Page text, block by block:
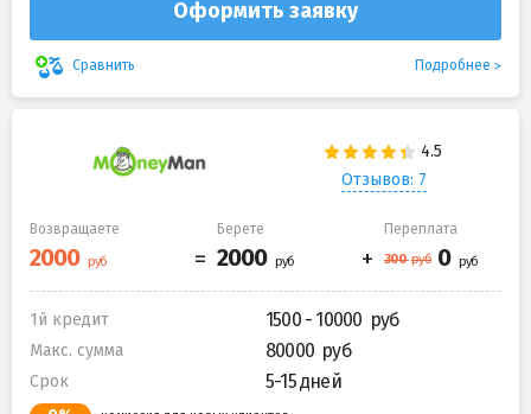
Оформить заявку
Сравнить Подробнее
Отзывов: 7
Возвращаете Берете Переплата
1й кредит 1500 - 10000
Макс. сумма 80000
Срок 5-15 дней